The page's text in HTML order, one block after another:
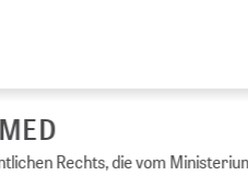
die vom Ministerium für Kultur